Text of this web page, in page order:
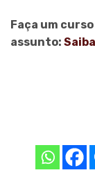
Faça um
assunto: